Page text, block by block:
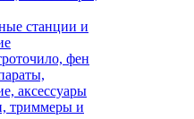
станции и
фен
аксессуары
триммеры и